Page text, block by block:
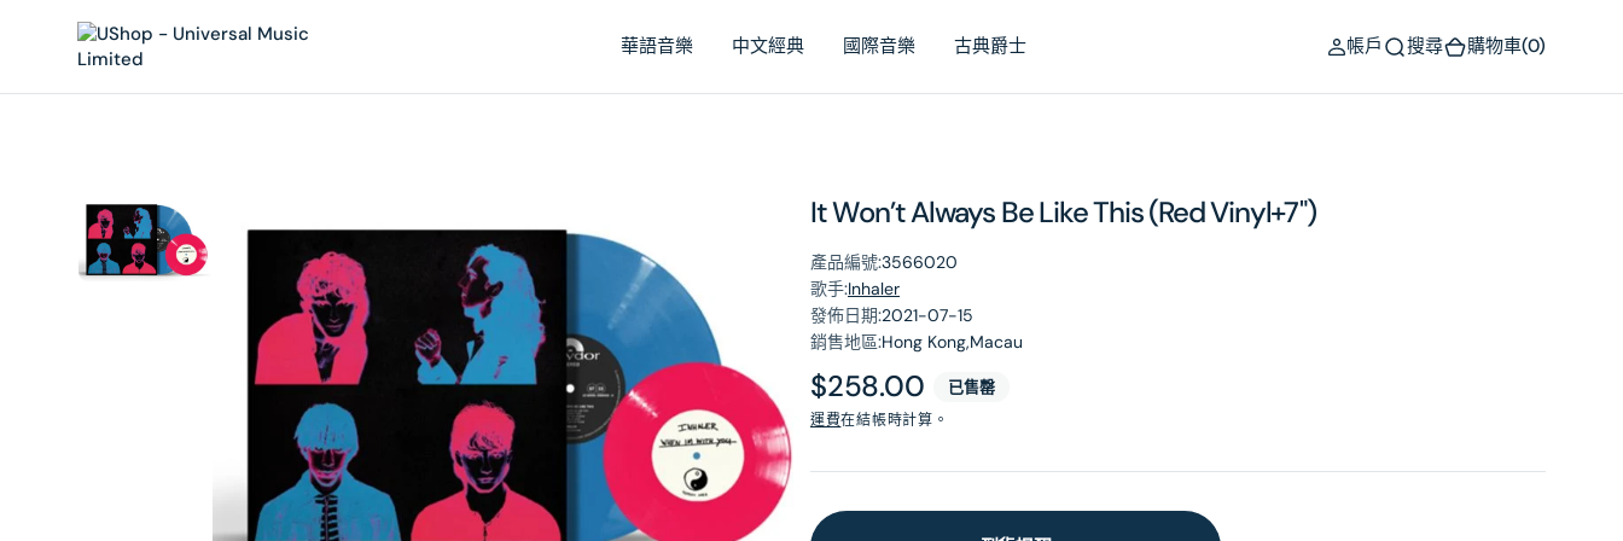
華語音樂 中文經典 國際音樂 古典爵士 帳戶 搜尋 購物車(0)
It Won’t Always Be Like This (Red Vinyl+7")
產品編號:3566020
歌手:Inhaler
發佈日期:2021-07-15
銷售地區:Hong Kong,Macau
原
價
$258.00 已售罄
運費在結帳時計算。
相
簿
中